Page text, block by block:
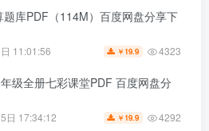
题库PDF（114M）百度网盘分享下
11:01:56 ￥ 19.9 4323
级全册七彩课堂PDF 百度网盘分
日 17:34:12 ￥ 19.9 4292